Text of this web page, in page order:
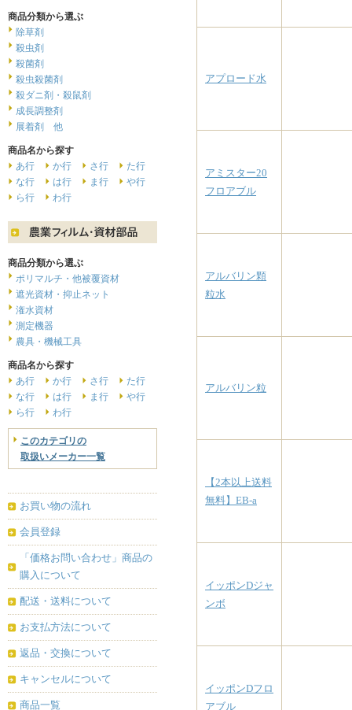
アプロード水
アミスター20
フロアブル
アルバリン顆
粒水
アルバリン粒
【2本以上送料
無料】EB-a
イッポンDジャ
ンボ
イッポンDフロ
アブル
商品分類から選ぶ
除草剤
殺虫剤
殺菌剤
殺虫殺菌剤
殺ダニ剤・殺鼠剤
成長調整剤
展着剤 他
商品名から探す
あ行
か行 さ行
た行
な行
は行 ま行
や行
ら行
わ行
商品分類から選ぶ
ポリマルチ・他被覆資材
遮光資材・抑止ネット
潅水資材
測定機器
農具・機械工具
商品名から探す
あ行
か行 さ行
た行
な行
は行 ま行
や行
ら行
わ行
このカテゴリの
取扱いメーカー一覧
お買い物の流れ
会員登録
「価格お問い合わせ」商品の
購入について
配送・送料について
お支払方法について
返品・交換について
キャンセルについて
商品一覧